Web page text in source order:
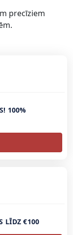
precīziem
100%
LĪDZ €100